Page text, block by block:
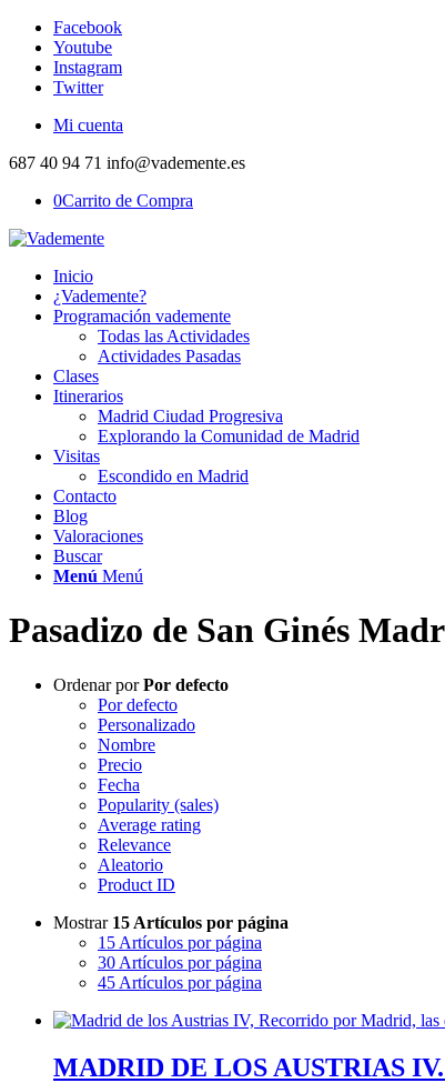
Facebook
Youtube
Instagram
Twitter
Mi cuenta
687 40 94 71 info@vademente.es
0Carrito de Compra
Inicio
¿Vademente?
Programación vademente
Todas las Actividades
Actividades Pasadas
Clases
Itinerarios
Madrid Ciudad Progresiva
Explorando la Comunidad de Madrid
Visitas
Escondido en Madrid
Contacto
Blog
Valoraciones
Buscar
Menú Menú
Pasadizo de San Ginés
Ordenar porPor defecto
Por defecto
Personalizado
Nombre
Precio
Fecha
Popularity (sales)
Average rating
Relevance
Aleatorio
Product ID
Mostrar 15 Artículos por página
15 Artículos por página
30 Artículos por página
45 Artículos por página
MADRID DE LOS AUSTRIAS IV.